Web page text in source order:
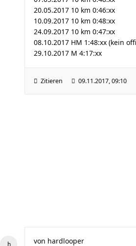
20.05.2017 10 km 0:46:xx
10.09.2017 10 km 0:48:xx
24.09.2017 10 km 0:47:xx
08.10.2017 HM 1:48:xx (kein
29.10.2017 M 4:17:xx
Zitieren 09.11.2017, 09:10
von hardlooper